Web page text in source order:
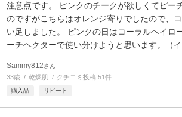
注意点です。 ピンクのチークが欲しくてピー
のですがこちらはオレンジ寄りでしたので、
い足しました。 ピンクの日はコーラルヘイロ
ーチヘクターで使い分けようと思います。（イ
Sammy812さん
33歳 乾燥肌 クチコミ投稿 51件
購入品 リピート